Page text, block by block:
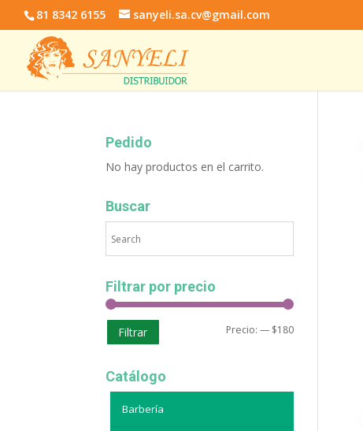
81 8342 6155 sanyeli.sa.cv@gmail.com
Pedido
No hay productos en el carrito.
Buscar
Filtrar por precio
Filtrar Precio:— $180
Catálogo
Barbería